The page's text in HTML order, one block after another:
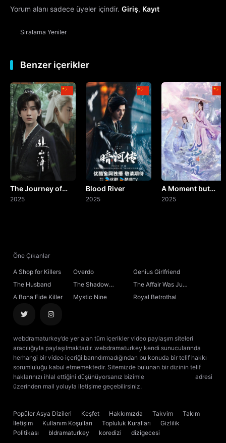
13. Bölüm
14. Bölüm
15. Bölüm
16. Bölüm
17. Bölüm
18. Bölüm
19. Bölüm
20. Bölüm
23. Bölüm
24. Bölüm
26. Bölüm
27. Bölüm
29. Bölüm
Yorum alanı sadece üyeler içindir. Giriş, Kayıt
Sıralama Yeniler
Benzer içerikler
The Journey of
Legend
2025
Blood River
2025
A Moment but
Forever
2025
Öne Çıkanlar
A Shop for Killers Overdo
Genius Girlfriend
The Husband
The Shadow
Sovereign
The Affair Was Just
the Beginning
A Bona Fide Killer Mystic Nine Royal Betrothal
webdramaturkey’de yer alan tüm içerikler video paylaşım siteleri
aracılığıyla paylaşılmaktadır. webdramaturkey kendi sunucularında
herhangi bir video içeriği barındırmadığından bu konuda bir telif hakkı
sorumluluğu kabul etmemektedir. Sitemizde bulunan bir dizinin telif
haklarınızı ihlal ettiğini düşünüyorsanız bizimle
adresi
üzerinden mail yoluyla iletişime geçebilirsiniz.
Popüler Asya Dizileri Keşfet Hakkımızda Takvim
Takım
İletişim
Kullanım Koşulları Topluluk Kuralları
Gizlilik
Politikası
bldramaturkey koredizi
dizigecesi